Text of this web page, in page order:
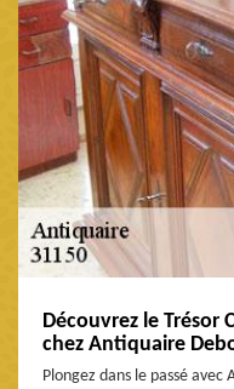
Découvrez le Trésor
chez Antiquaire
Plongez dans le passé